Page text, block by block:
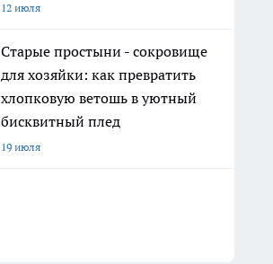
12 июля
Старые простыни - сокровище
для хозяйки: как превратить
хлопковую ветошь в уютный
бисквитный плед
19 июля